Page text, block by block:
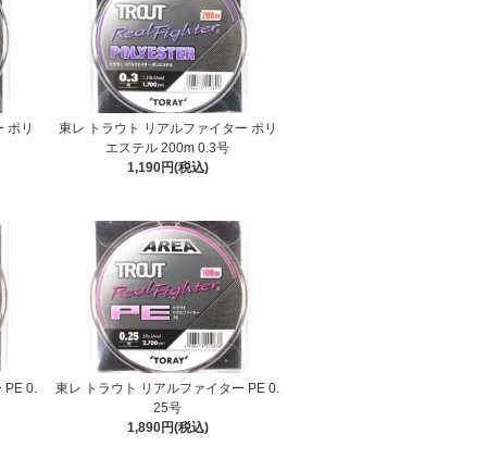
ポリ
東レ トラウト リアルファイター ポリ
エステル 200m 0.3号
1,190円(税込)
0.
東レ トラウト リアルファイター PE 0.
25号
1,890円(税込)